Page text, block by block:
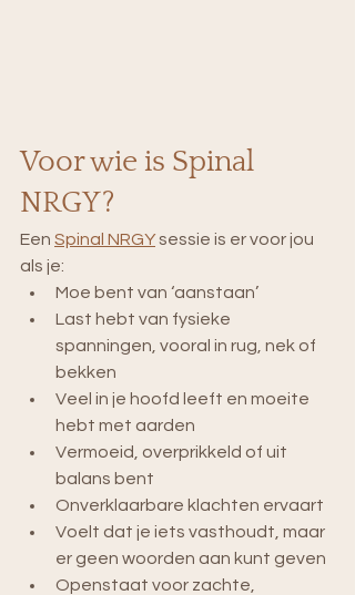
Voor wie is Spinal
NRGY?
Een Spinal NRGY sessie is er voor jou
als je:
Moe bent van ‘aanstaan’
Last hebt van fysieke
spanningen, vooral in rug, nek of
bekken
Veel in je hoofd leeft en moeite
hebt met aarden
Vermoeid, overprikkeld of uit
balans bent
Onverklaarbare klachten ervaart
Voelt dat je iets vasthoudt, maar
er geen woorden aan kunt geven
Openstaat voor zachte,